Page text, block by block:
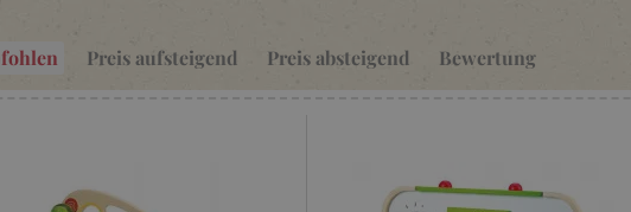
Preis aufsteigend Preis absteigend Bewertung